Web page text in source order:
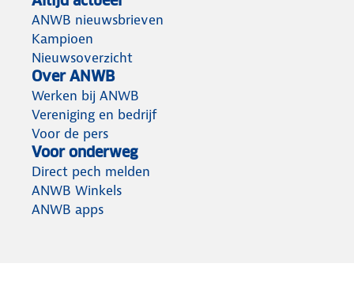
ANWB nieuwsbrieven
Kampioen
Nieuwsoverzicht
Over ANWB
Werken bij ANWB
Vereniging en bedrijf
Voor de pers
Voor onderweg
Direct pech melden
ANWB Winkels
ANWB apps